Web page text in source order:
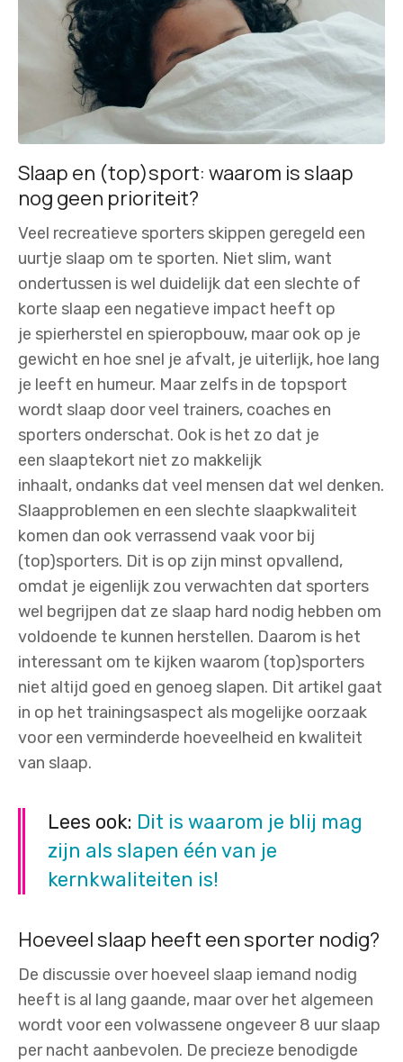
Slaap en (top)sport: waarom is slaap
nog geen prioriteit?
Veel recreatieve sporters skippen geregeld een
uurtje slaap om te sporten. Niet slim, want
ondertussen is wel duidelijk dat een slechte of
korte slaap een negatieve impact heeft op
je spierherstel en spieropbouw, maar ook op je
gewicht en hoe snel je afvalt, je uiterlijk, hoe lang
je leeft en humeur. Maar zelfs in de topsport
wordt slaap door veel trainers, coaches en
sporters onderschat. Ook is het zo dat je
een slaaptekort niet zo makkelijk
inhaalt, ondanks dat veel mensen dat wel denken.
Slaapproblemen en een slechte slaapkwaliteit
komen dan ook verrassend vaak voor bij
(top)sporters. Dit is op zijn minst opvallend,
omdat je eigenlijk zou verwachten dat sporters
wel begrijpen dat ze slaap hard nodig hebben om
voldoende te kunnen herstellen. Daarom is het
interessant om te kijken waarom (top)sporters
niet altijd goed en genoeg slapen. Dit artikel gaat
in op het trainingsaspect als mogelijke oorzaak
voor een verminderde hoeveelheid en kwaliteit
van slaap.
Lees ook: Dit is waarom je blij mag
zijn als slapen één van je
kernkwaliteiten is!
Hoeveel slaap heeft een sporter nodig?
De discussie over hoeveel slaap iemand nodig
heeft is al lang gaande, maar over het algemeen
wordt voor een volwassene ongeveer 8 uur slaap
per nacht aanbevolen. De precieze benodigde